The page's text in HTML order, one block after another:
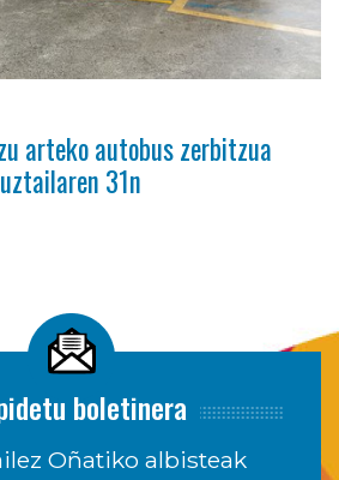
arteko autobus zerbitzua
31n
boletinera
Oñatiko albisteak